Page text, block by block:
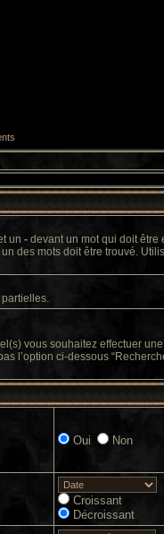
un - devant un mot qui doit être
des mots doit être trouvé.
vous souhaitez effectuer
l’option ci-dessous
Oui Non
Croissant
Décroissant